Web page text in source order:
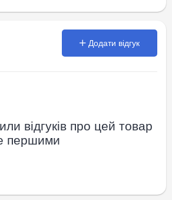
Додати відгук
відгуків про цей товар
першими